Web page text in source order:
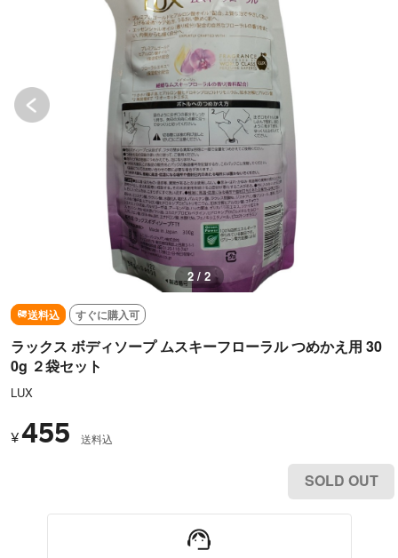
2 / 2
送料込 すぐに購入可
ラックス ボディソープ ムスキーフローラル つめかえ用 30
0g ２袋セット
LUX
¥455 送料込
SOLD OUT